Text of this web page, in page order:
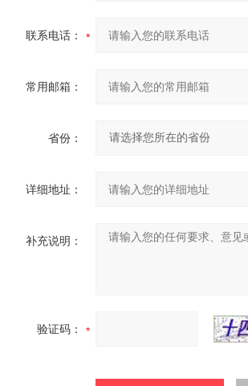
联系电话：
常用邮箱：
省份：
详细地址：
补充说明：
验证码：